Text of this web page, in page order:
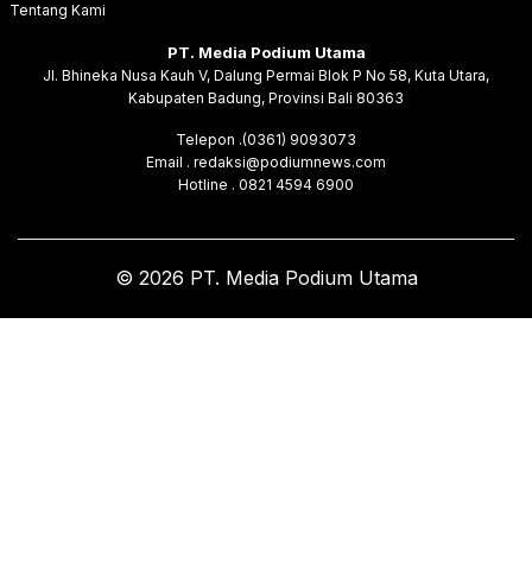
Tentang Kami
PT. Media Podium Utama
Jl. Bhineka Nusa Kauh V, Dalung Permai Blok P No 58, Kuta Utara,
Kabupaten Badung, Provinsi Bali 80363
Telepon .(0361) 9093073
Email . redaksi@podiumnews.com
Hotline . 0821 4594 6900
© 2026 PT. Media Podium Utama